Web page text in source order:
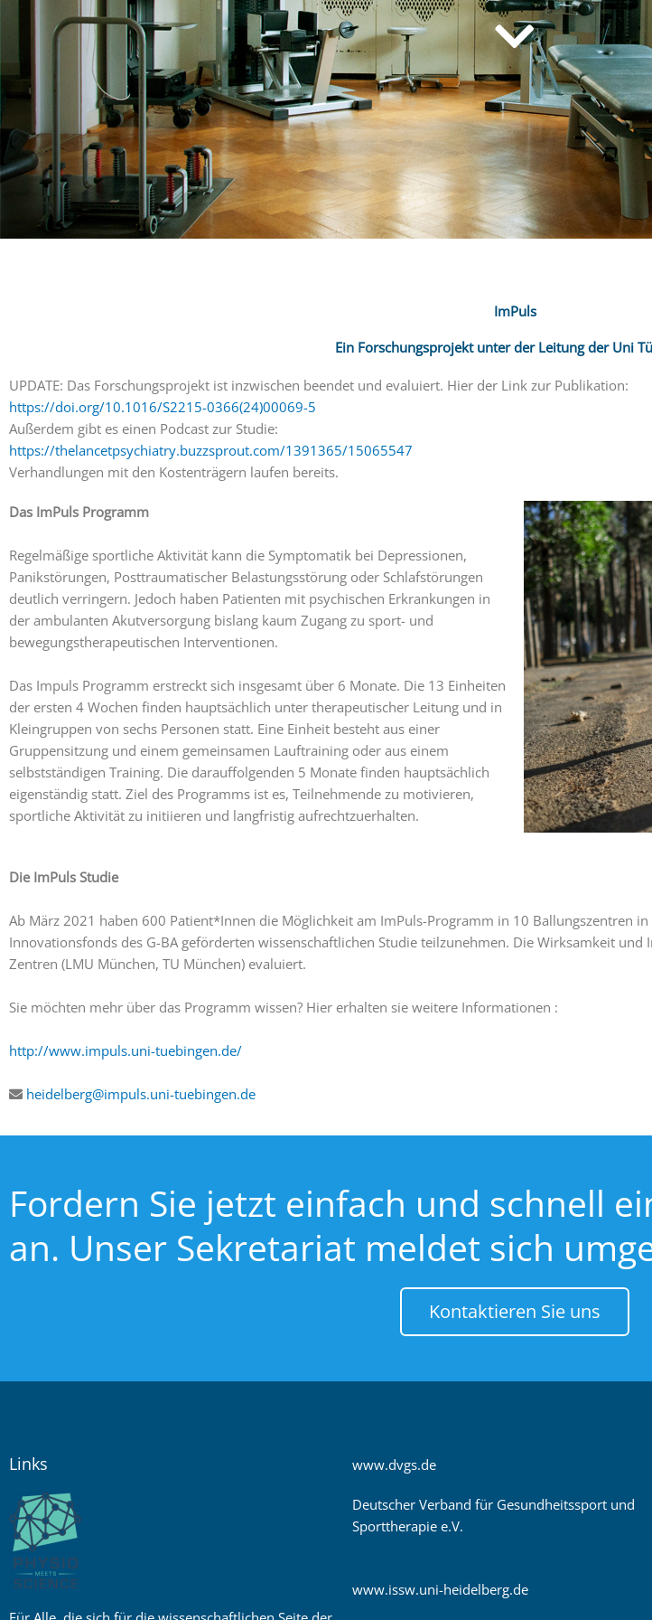
ImPuls
Ein Forschungsprojekt unter der Leitung der Uni
UPDATE: Das Forschungsprojekt ist inzwischen beendet und evaluiert. Hier der Link zur Publikation:
https://doi.org/10.1016/S2215-0366(24)00069-5
Außerdem gibt es einen Podcast zur Studie:
https://thelancetpsychiatry.buzzsprout.com/1391365/15065547
Verhandlungen mit den Kostenträgern laufen bereits.
Das ImPuls Programm
Regelmäßige sportliche Aktivität kann die Symptomatik bei Depressionen,
Panikstörungen, Posttraumatischer Belastungsstörung oder Schlafstörungen
deutlich verringern. Jedoch haben Patienten mit psychischen Erkrankungen in
der ambulanten Akutversorgung bislang kaum Zugang zu sport- und
bewegungstherapeutischen Interventionen.
Das Impuls Programm erstreckt sich insgesamt über 6 Monate. Die 13 Einheiten
der ersten 4 Wochen finden hauptsächlich unter therapeutischer Leitung und in
Kleingruppen von sechs Personen statt. Eine Einheit besteht aus einer
Gruppensitzung und einem gemeinsamen Lauftraining oder aus einem
selbstständigen Training. Die darauffolgenden 5 Monate finden hauptsächlich
eigenständig statt. Ziel des Programms ist es, Teilnehmende zu motivieren,
sportliche Aktivität zu initiieren und langfristig aufrechtzuerhalten.
Die ImPuls Studie
Ab März 2021 haben 600 Patient*Innen die Möglichkeit am ImPuls-Programm in 10 Ballungszentren
Innovationsfonds des G-BA geförderten wissenschaftlichen Studie teilzunehmen. Die Wirksamkeit
Zentren (LMU München, TU München) evaluiert.
Sie möchten mehr über das Programm wissen? Hier erhalten sie weitere Informationen :
http://www.impuls.uni-tuebingen.de/
heidelberg@impuls.uni-tuebingen.de
Fordern Sie jetzt einfach und schnell
an. Unser Sekretariat meldet sich
Kontaktieren Sie uns
Links www.dvgs.de
Deutscher Verband für Gesundheitssport und
Sporttherapie e.V.
www.issw.uni-heidelberg.de